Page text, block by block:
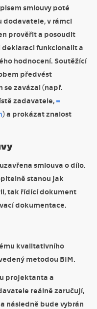
smlouvy poté
v rámci
prověřit a posoudit
deklaraci funkcionalit a
hodnocení. Soutěžící
předvést
se zavázal (např.
zadavatele, =
) a prokázat znalost
smlouva o dílo.
stanou jak
tak řídící dokument
dokumentace.
kvalitativního
metodou BIM.
projektanta a
reálně zaručují,
následně bude vybrán